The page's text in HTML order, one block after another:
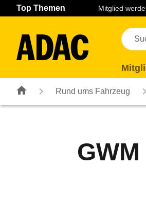
Navigation Seiteninhalt Fußzeile
Top Themen Mitglied
Rund ums Fahrzeug